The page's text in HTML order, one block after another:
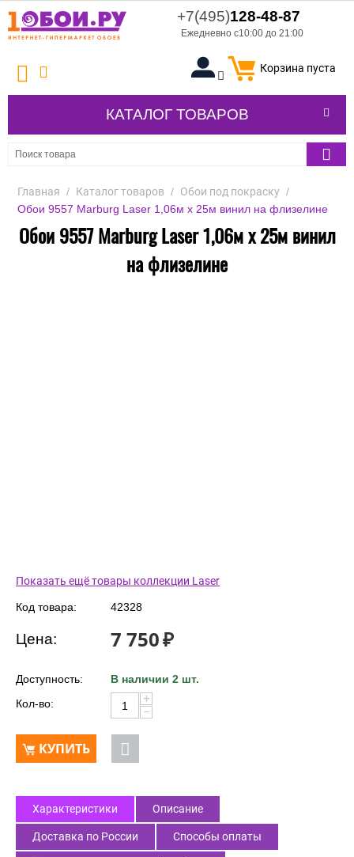
+7(495)128-48-87
Ежедневно с10:00 до 21:00
Корзина пуста
КАТАЛОГ ТОВАРОВ
Главная / Каталог товаров / Обои под покраску /
Обои 9557 Marburg Laser 1,06м x 25м винил на флизелине
Обои 9557 Marburg Laser 1,06м x 25м винил
на флизелине
Показать ещё товары коллекции Laser
Код товара: 42328
Цена: 7 750₽
Доступность:
В наличии 2 шт.
Кол-во:
+
−
КУПИТЬ
Характеристики Описание
Доставка по России Способы оплаты